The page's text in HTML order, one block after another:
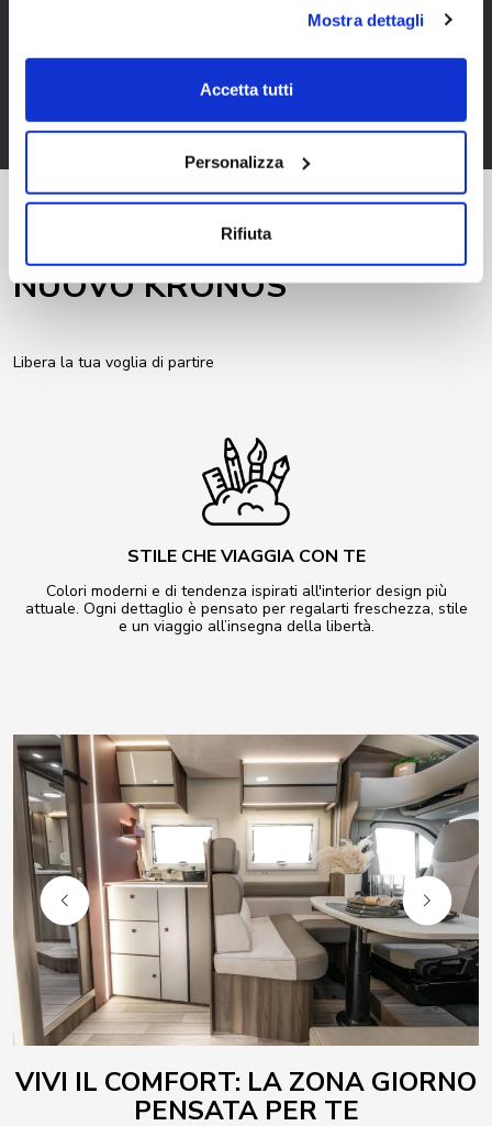
su acconsento selezionati. Se vuoi saperne di più clicca
qui. Cliccando sul tasto "Acconsento" permetti l'utilizzo
Mostra dettagli
Accetta tutti
Personalizza
Rifiuta
tecniche costruttive qualitative, reparti produttivi specializzati con
un unico obiettivo: il miglior comfort per il cliente, ovunque e a
NUOVO KRONOS
Libera la tua voglia di partire
STILE CHE VIAGGIA CON TE
Colori moderni e di tendenza ispirati all'interior design più
attuale. Ogni dettaglio è pensato per regalarti freschezza, stile
e un viaggio all’insegna della libertà.
VIVI IL COMFORT: LA ZONA GIORNO
PENSATA PER TE